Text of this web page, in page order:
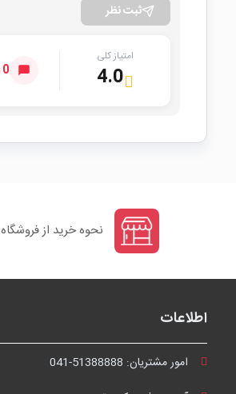
ثبت نظر
امتیاز کلی
4.0 0 دیدگاه
نحوه خرید از فروشگاه
اطلاعات
امور مشتریان: 041-51388888